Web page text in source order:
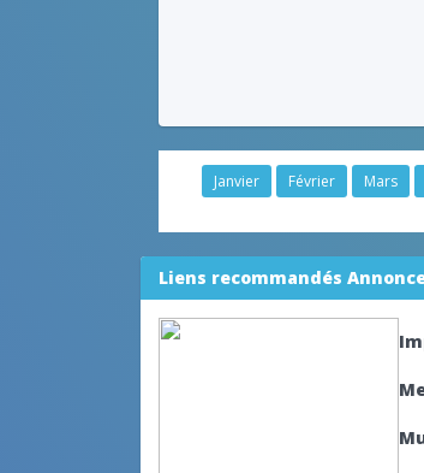
Janvier Février Mars
Liens recommandés